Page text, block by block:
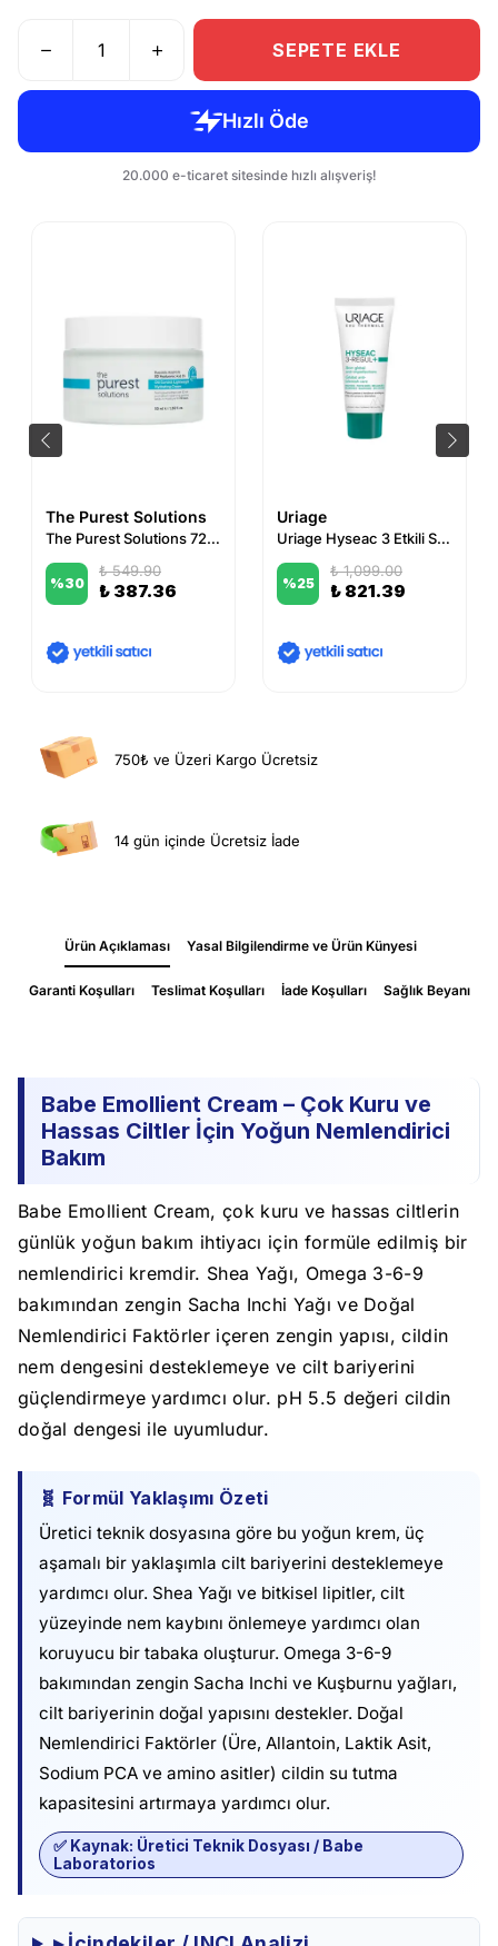
SEPETE EKLE
The Purest Solutions
The Purest Solutions 72 Saat Etkili Sebum Dengeleyici Günlük Nemlendirici Krem
%30
₺ 549.90
₺ 387.36
Uriage
Uriage Hyseac 3 Etkili Sivilce ve Leke Karşıtı Global Bakım Kremi 40 ml
%25
₺ 1,099.00
₺ 821.39
750₺ ve Üzeri Kargo Ücretsiz
14 gün içinde Ücretsiz İade
Ürün Açıklaması Yasal Bilgilendirme ve Ürün Künyesi
Garanti Koşulları Teslimat Koşulları İade Koşulları Sağlık Beyanı
Babe Emollient Cream – Çok Kuru ve
Hassas Ciltler İçin Yoğun Nemlendirici
Bakım
Babe Emollient Cream, çok kuru ve hassas ciltlerin
günlük yoğun bakım ihtiyacı için formüle edilmiş bir
nemlendirici kremdir. Shea Yağı, Omega 3-6-9
bakımından zengin Sacha Inchi Yağı ve Doğal
Nemlendirici Faktörler içeren zengin yapısı, cildin
nem dengesini desteklemeye ve cilt bariyerini
güçlendirmeye yardımcı olur. pH 5.5 değeri cildin
doğal dengesi ile uyumludur.
🧬 Formül Yaklaşımı Özeti
Üretici teknik dosyasına göre bu yoğun krem, üç
aşamalı bir yaklaşımla cilt bariyerini desteklemeye
yardımcı olur. Shea Yağı ve bitkisel lipitler, cilt
yüzeyinde nem kaybını önlemeye yardımcı olan
koruyucu bir tabaka oluşturur. Omega 3-6-9
bakımından zengin Sacha Inchi ve Kuşburnu yağları,
cilt bariyerinin doğal yapısını destekler. Doğal
Nemlendirici Faktörler (Üre, Allantoin, Laktik Asit,
Sodium PCA ve amino asitler) cildin su tutma
kapasitesini artırmaya yardımcı olur.
✅ Kaynak: Üretici Teknik Dosyası / Babe
Laboratorios